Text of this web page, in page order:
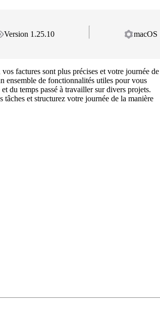
Version 1.25.10 macOS
factures sont plus précises et votre journée de
ensemble de fonctionnalités utiles pour vous
du temps passé à travailler sur divers projets.
et structurez votre journée de la manière